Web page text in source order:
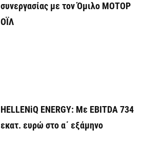
συνεργασίας με τον Όμιλο ΜΟΤΟΡ
ΟΪΛ
HELLENiQ ENERGY: Με EBITDA 734
εκατ. ευρώ στο α΄ εξάμηνο